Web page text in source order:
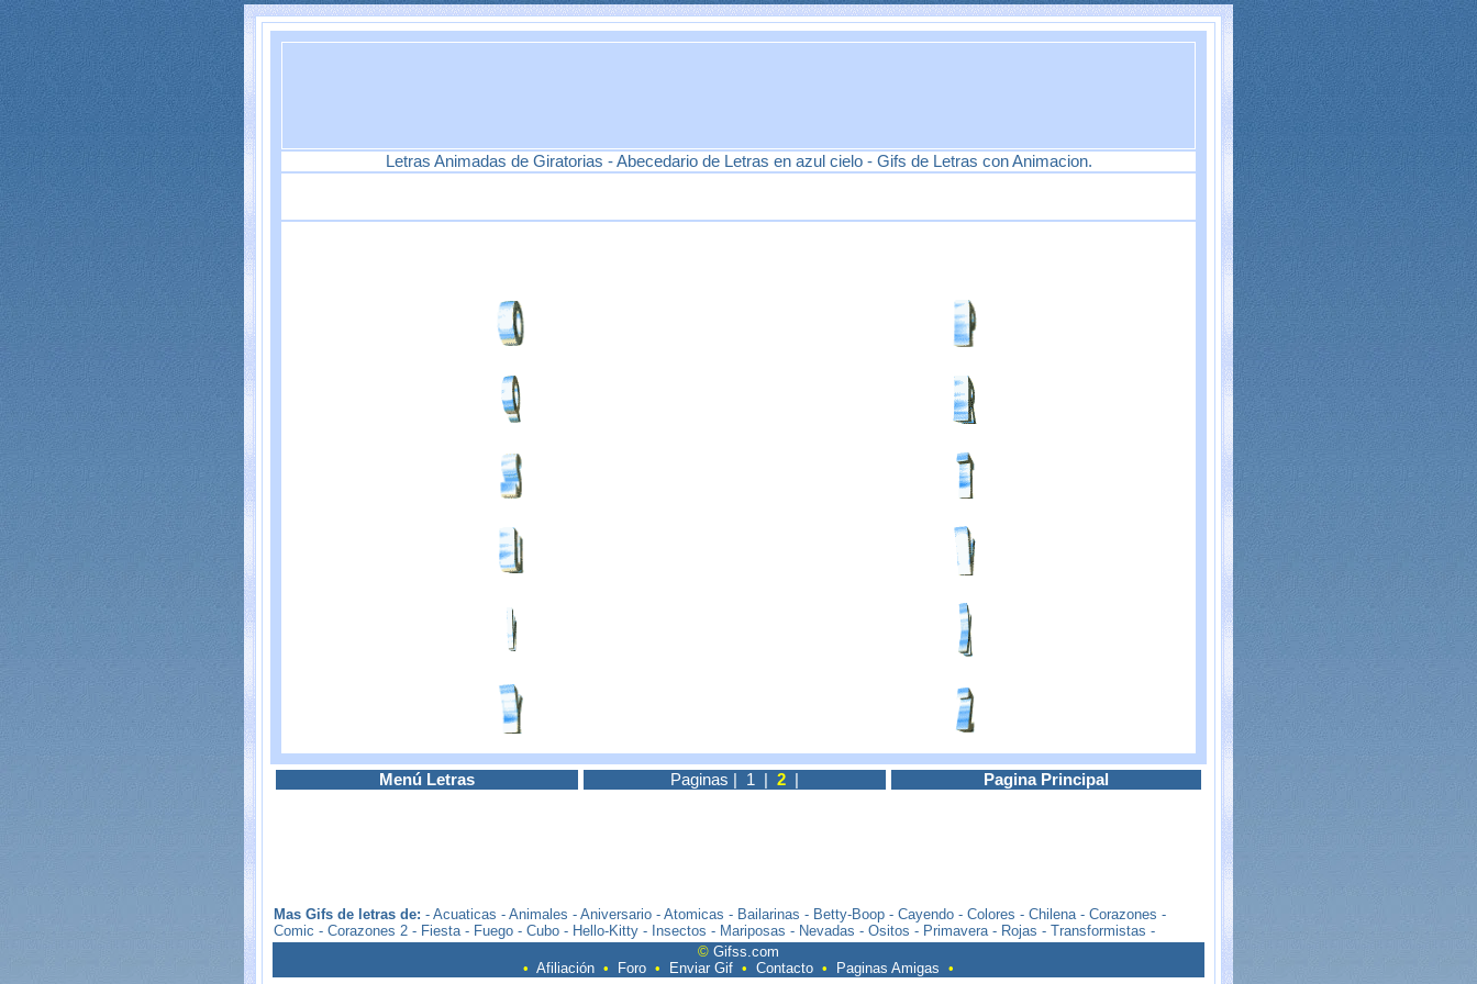
Letras Animadas de Giratorias - Abecedario de Letras en azul cielo - Gifs de Letras con Animacion.
Menú Letras Paginas | 1 2 Pagina Principal
Mas Gifs de letras de: - Acuaticas - Animales - Aniversario - Atomicas - Bailarinas - Betty-Boop - Cayendo - Colores - Chilena- Corazones -
Comic - Corazones 2 - Fiesta- Fuego - Cubo - Hello-Kitty - Insectos - Mariposas - Nevadas - Ositos - Primavera- Rojas - Transformistas -
© Gifss.com
• Afiliación • Foro • Enviar Gif • Contacto • Paginas Amigas •